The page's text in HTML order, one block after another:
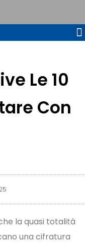
Le 10
Con
la quasi totalità
una cifratura